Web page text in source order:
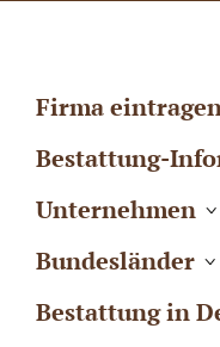
Firma
Bestattung-
Unternehmen
Bundesländer
Bestattung in